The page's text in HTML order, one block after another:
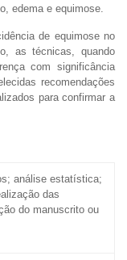
edema e equimose.
de equimose no
as técnicas, quando
com significância
recomendações
para confirmar a
análise estatística;
das
do manuscrito ou